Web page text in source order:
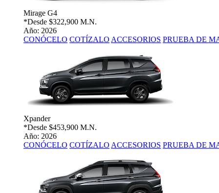
Mirage G4
*Desde $322,900 M.N.
Año: 2026
CONÓCELO COTÍZALO ACCESORIOS PRUEBA DE
Xpander
*Desde $453,900 M.N.
Año: 2026
CONÓCELO COTÍZALO ACCESORIOS PRUEBA DE